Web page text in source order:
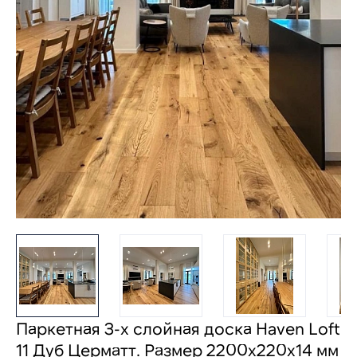
Паркетная 3-х слойная доска Haven Loft
11 Дуб Церматт. Размер 2200х220x14 мм